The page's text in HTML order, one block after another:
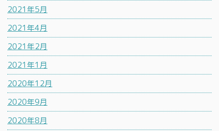
2021年5月
2021年4月
2021年2月
2021年1月
2020年12月
2020年9月
2020年8月